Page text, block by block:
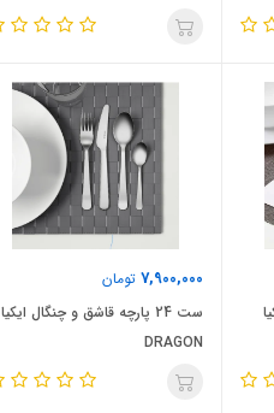
7,900,000 تومان
ست 24 پارچه قاشق و چنگال ایکیا
DRAGON